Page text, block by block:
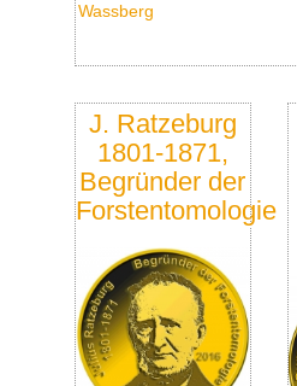
Wassberg
J. Ratzeburg
1801-1871,
Begründer der
Forstentomologie